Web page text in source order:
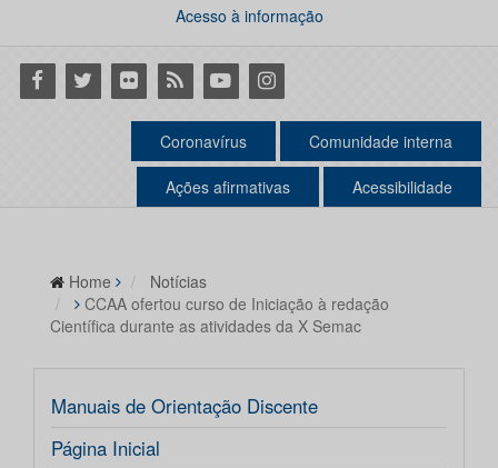
Acesso à informação
Facebook
Twitter Flickr RSS YoutubeInstagram
Coronavírus Comunidade interna
Ações afirmativas Acessibilidade
Home
Notícias
CCAA ofertou curso de Iniciação à redação
Científica durante as atividades da X Semac
Manuais de Orientação Discente
Página Inicial